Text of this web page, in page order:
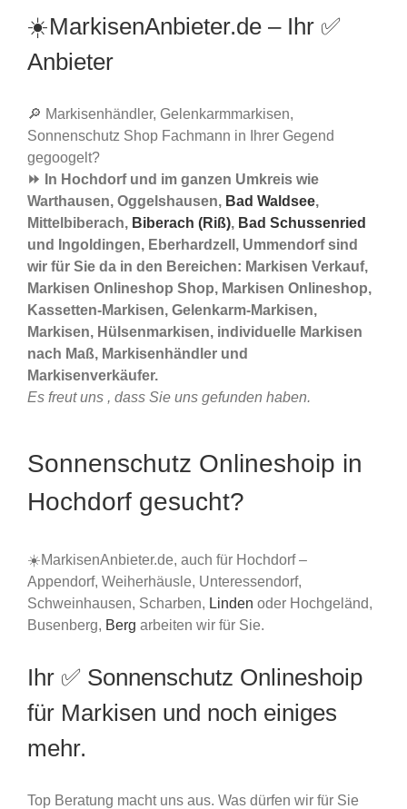
☀️MarkisenAnbieter.de – Ihr ✅
Anbieter
🔎 Markisenhändler, Gelenkarmmarkisen,
Sonnenschutz Shop Fachmann in Ihrer Gegend
gegoogelt?
⏩ In Hochdorf und im ganzen Umkreis wie
Warthausen, Oggelshausen, Bad Waldsee,
Mittelbiberach, Biberach (Riß), Bad Schussenried
und Ingoldingen, Eberhardzell, Ummendorf sind
wir für Sie da in den Bereichen: Markisen Verkauf,
Markisen Onlineshop Shop, Markisen Onlineshop,
Kassetten-Markisen, Gelenkarm-Markisen,
Markisen, Hülsenmarkisen, individuelle Markisen
nach Maß, Markisenhändler und
Markisenverkäufer.
Es freut uns , dass Sie uns gefunden haben.
Sonnenschutz Onlineshoip in
Hochdorf gesucht?
☀️MarkisenAnbieter.de, auch für Hochdorf –
Appendorf, Weiherhäusle, Unteressendorf,
Schweinhausen, Scharben, Linden oder Hochgeländ,
Busenberg, Berg arbeiten wir für Sie.
Ihr ✅ Sonnenschutz Onlineshoip
für Markisen und noch einiges
mehr.
Top Beratung macht uns aus. Was dürfen wir für Sie